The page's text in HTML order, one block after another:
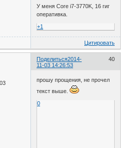
У меня Core i7-3770K, 16 гиг
оперативка.
+1
Цитировать
Поделиться 40
2014-
11-03 14:26:53
прошу прощения, не прочел
текст выше.
0